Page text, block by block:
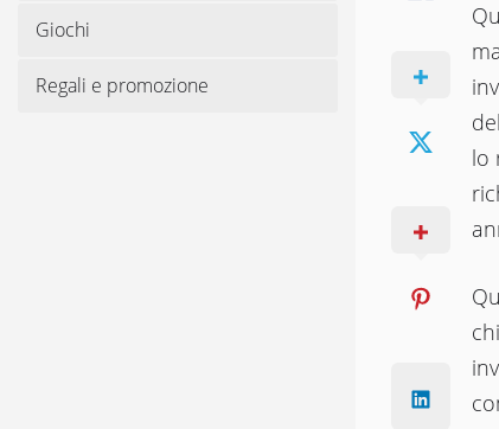
Giochi
Regali e promozione
lo